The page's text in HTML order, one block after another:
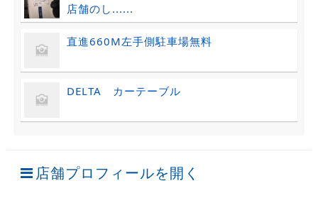
店舗のし......
直進660M左手側駐車場無料
DELTA カーテーブル
店舗プロフィールを開く